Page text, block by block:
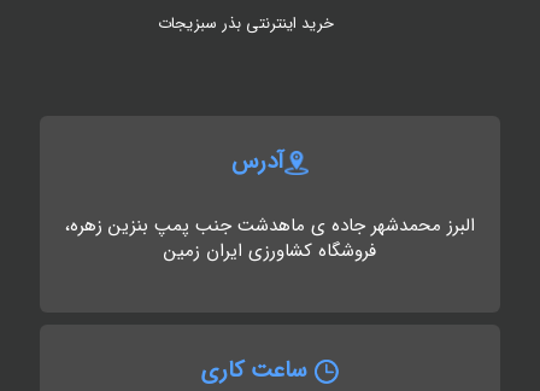
خرید اینترنتی بذر سبزیجات
آدرس
البرز محمدشهر جاده ی ماهدشت جنب پمپ بنزین زهره،
فروشگاه کشاورزی ایران زمین
ساعت کاری